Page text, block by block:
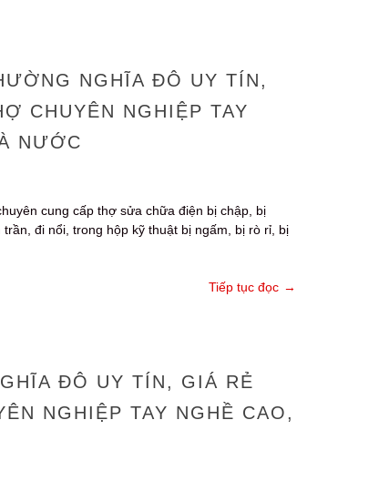
NGHĨA ĐÔ UY TÍN,
CHUYÊN NGHIỆP TAY
NƯỚC
cung cấp thợ sửa chữa điện bị chập, bị
đi nổi, trong hộp kỹ thuật bị ngấm, bị rò rỉ, bị
Tiếp tục đọc →
ĐÔ UY TÍN, GIÁ RẺ
NGHIỆP TAY NGHỀ CAO,